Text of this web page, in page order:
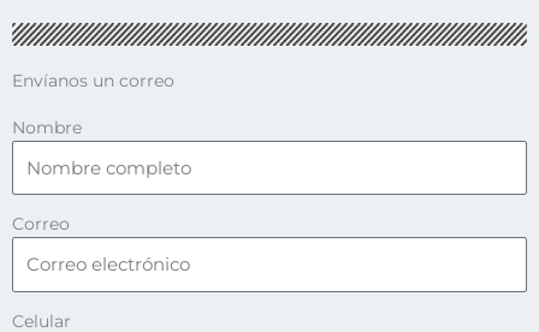
Envíanos un correo
Nombre
Correo
Celular